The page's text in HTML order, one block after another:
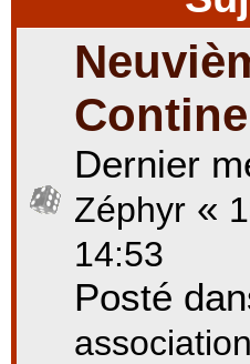
Dernier
Zéphyr «
14:53
Posté